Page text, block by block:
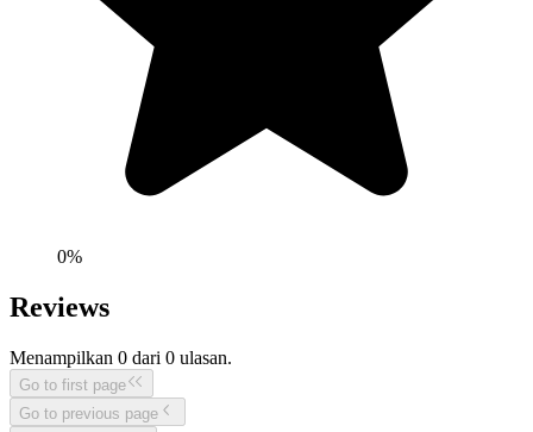
0%
Reviews
Menampilkan 0 dari 0 ulasan.
Go to first page
Go to previous page